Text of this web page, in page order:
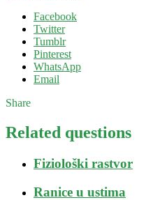
Facebook
Twitter
Tumblr
Pinterest
WhatsApp
Email
Share
Related questions
Fiziološki rastvor
Ranice u ustima